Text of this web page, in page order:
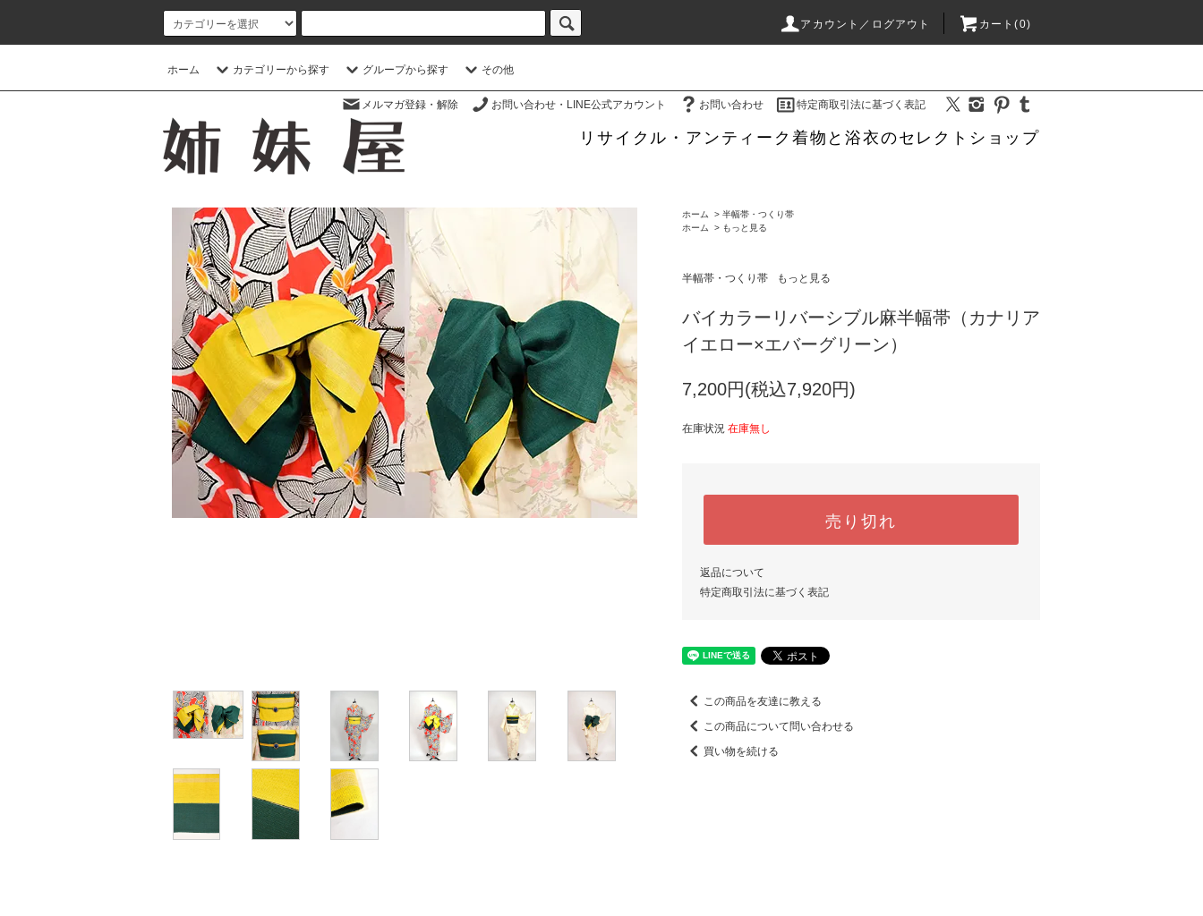
アカウント／ログアウト カート(0)
ホーム カテゴリーから探す グループから探す その他
メルマガ登録・解除 お問い合わせ・LINE公式アカウント お問い合わせ 特定商取引法に基づく表記
リサイクル・アンティーク着物と浴衣のセレクトショップ
ホーム > 半幅帯・つくり帯
ホーム
> もっと見る
半幅帯・つくり帯 もっと見る
バイカラーリバーシブル麻半幅帯（カナリア
イエロー×エバーグリーン）
7,200円(税込7,920円)
在庫状況 在庫無し
売り切れ
返品について
特定商取引法に基づく表記
この商品を友達に教える
この商品について問い合わせる
買い物を続ける